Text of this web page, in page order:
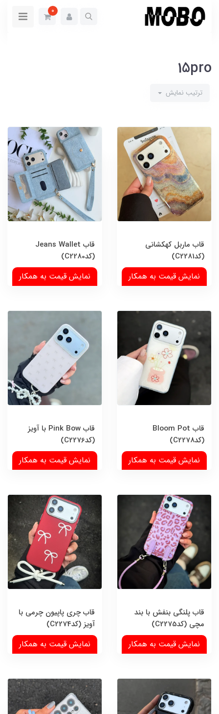
0
15pro
ترتیب نمایش
قاب ماربل کهکشانی
(کدC2281)
نمایش قیمت به همکار
قاب Jeans Wallet
(کدC2280)
نمایش قیمت به همکار
قاب Bloom Pot
(کدC2278)
نمایش قیمت به همکار
قاب Pink Bow با آویز
(کدC2276)
نمایش قیمت به همکار
قاب پلنگی بنفش با بند
مچی (کدC2275)
نمایش قیمت به همکار
قاب چری پاپیون چرمی با
آویز (کدC2274)
نمایش قیمت به همکار